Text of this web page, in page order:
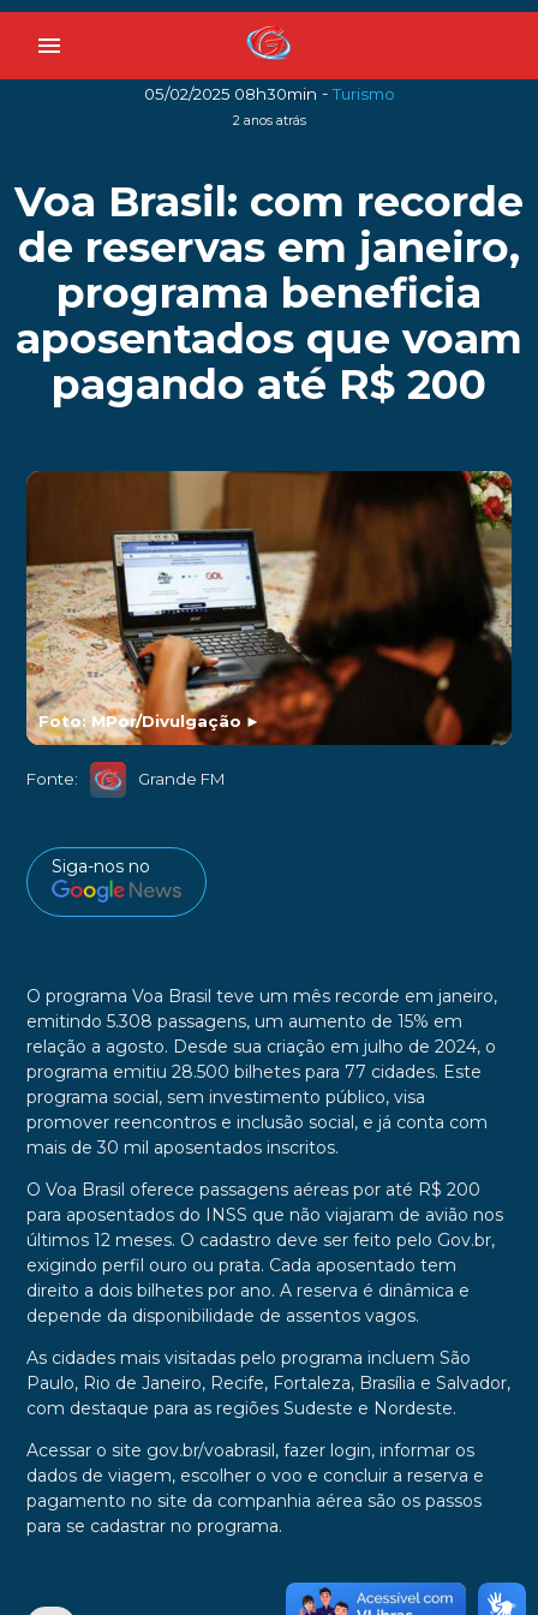
menu
05/02/2025 08h30min -Turismo
2 anos atrás
Voa Brasil: com recorde
de reservas em janeiro,
programa beneficia
aposentados que voam
pagando até R$ 200
Foto: MPor/Divulgação ►
Fonte: Grande FM
Siga-nos no
O programa Voa Brasil teve um mês recorde em janeiro,
emitindo 5.308 passagens, um aumento de 15% em
relação a agosto. Desde sua criação em julho de 2024, o
programa emitiu 28.500 bilhetes para 77 cidades. Este
programa social, sem investimento público, visa
promover reencontros e inclusão social, e já conta com
mais de 30 mil aposentados inscritos.
O Voa Brasil oferece passagens aéreas por até R$ 200
para aposentados do INSS que não viajaram de avião nos
últimos 12 meses. O cadastro deve ser feito pelo Gov.br,
exigindo perfil ouro ou prata. Cada aposentado tem
direito a dois bilhetes por ano. A reserva é dinâmica e
depende da disponibilidade de assentos vagos.
As cidades mais visitadas pelo programa incluem São
Paulo, Rio de Janeiro, Recife, Fortaleza, Brasília e Salvador,
com destaque para as regiões Sudeste e Nordeste.
Acessar o site gov.br/voabrasil, fazer login, informar os
dados de viagem, escolher o voo e concluir a reserva e
pagamento no site da companhia aérea são os passos
para se cadastrar no programa.